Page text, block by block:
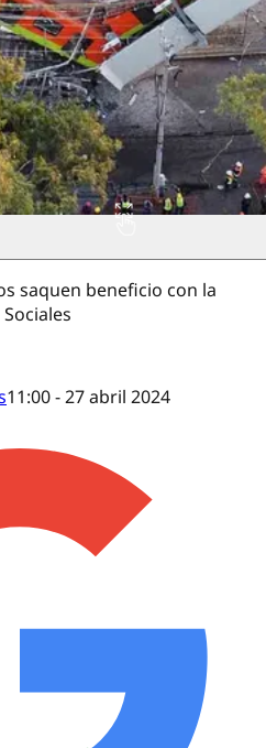
saquen beneficio con la
11:00 - 27 abril 2024